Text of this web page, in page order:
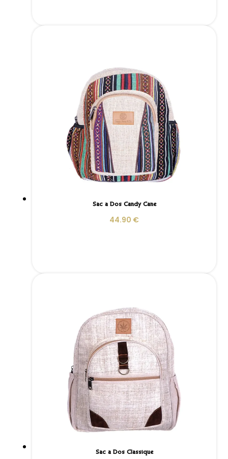
Sac à Dos Candy Cane
44.90 €
Sac à Dos Classique